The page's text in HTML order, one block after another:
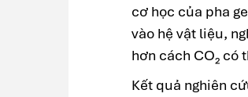
cơ học của pha
vào hệ vật liệu,
hơn cách CO₂ có
Kết quả nghiên